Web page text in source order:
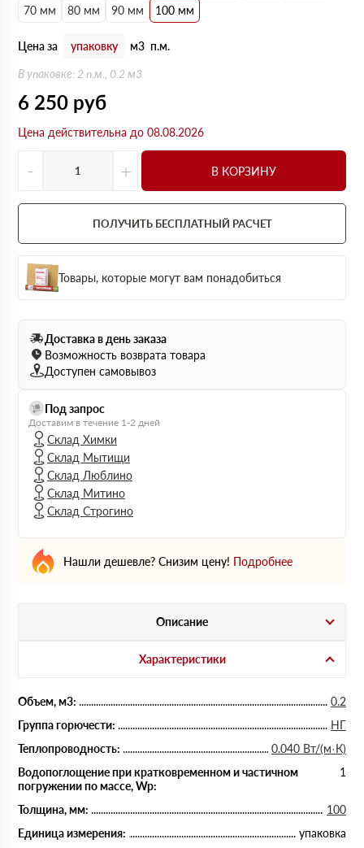
70 мм
80 мм 90 мм 100 мм
Цена за упаковку м3 п.м.
В упаковке: 2 п.м., 0.2 м3
6 250 руб
Цена действительна до 08.08.2026
- + В КОРЗИНУ
ПОЛУЧИТЬ БЕСПЛАТНЫЙ РАСЧЕТ
Товары, которые могут вам понадобиться
Доставка в день заказа
Возможность возврата товара
Доступен самовывоз
Под запрос
Доставим в течение 1-2 дней
Склад Химки
Склад Мытищи
Склад Люблино
Склад Митино
Склад Строгино
Нашли дешевле? Снизим цену! Подробнее
Описание
Характеристики
Объем, м3:
0.2
Группа горючести:
НГ
Теплопроводность:
0.040 Вт/(м·К)
Водопоглощение при кратковременном и частичном
погружении по массе, Wp:
1
Толщина, мм:
100
Единица измерения:
упаковка